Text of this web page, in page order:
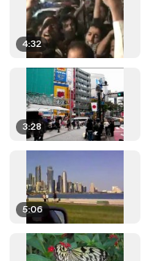
4:32
3:28
5:06